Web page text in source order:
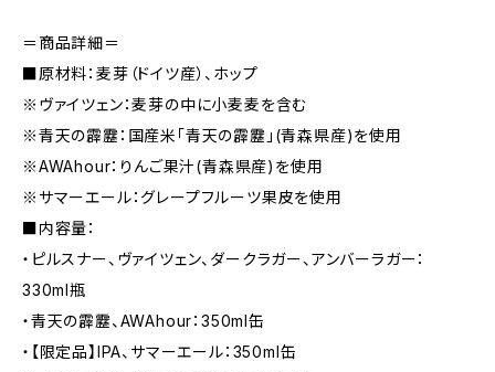
＝商品詳細＝
■原材料：麦芽（ドイツ産）、ホップ
※ヴァイツェン：麦芽の中に小麦麦を含む
※青天の霹靂：国産米「青天の霹靂」(青森県産)を使用
※AWAhour：りんご果汁(青森県産)を使用
※サマーエール：グレープフルーツ果皮を使用
■内容量：
・ピルスナー、ヴァイツェン、ダークラガー、アンバーラガー：
330ml瓶
・青天の霹靂、AWAhour：350ml缶
・【限定品】IPA、サマーエール：350ml缶